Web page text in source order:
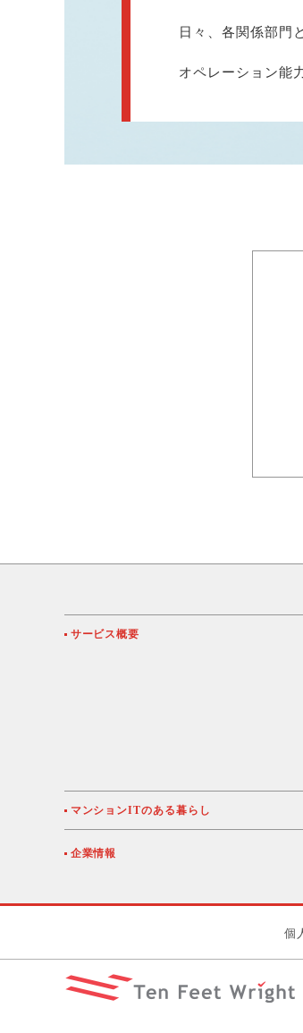
日々、各関係部門
オペレーション能
サービス概要
マンションITのある暮らし
企業情報
個